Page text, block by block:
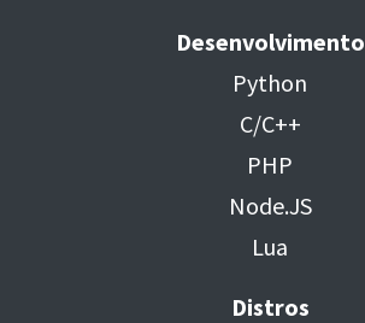
Desenvolvimento
Python
C/C++
PHP
Node.JS
Lua
Distros